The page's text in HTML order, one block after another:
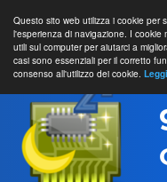
Questo sito web utilizza i cookie per
l'esperienza di navigazione. I cookie
utili sul computer per aiutarci a
casi sono essenziali per il corretto
consenso all'utilizzo dei cookie.